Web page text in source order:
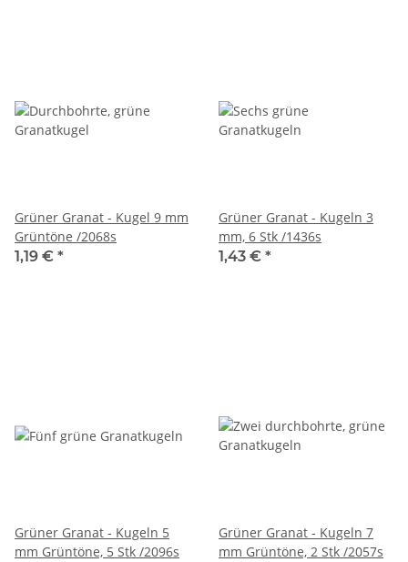
Grüner Granat - Kugel 9 mm
Grüntöne /2068s
1,19 € *
Grüner Granat - Kugeln 3
mm, 6 Stk /1436s
1,43 € *
Grüner Granat - Kugeln 5
mm Grüntöne, 5 Stk /2096s
Grüner Granat - Kugeln 7
mm Grüntöne, 2 Stk /2057s